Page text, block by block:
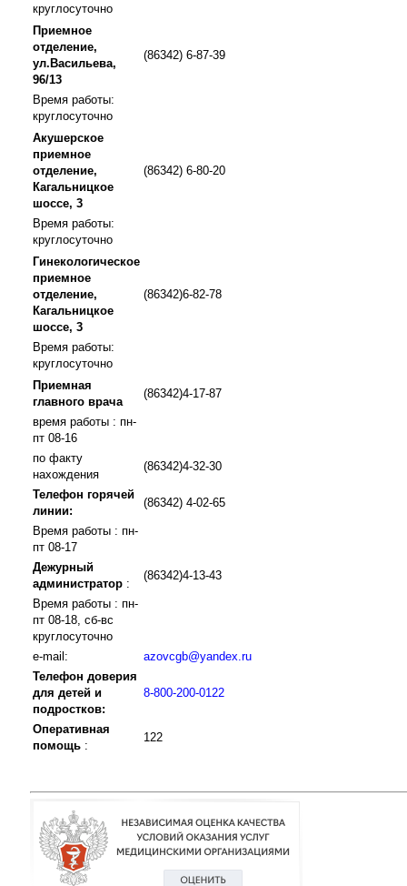
круглосуточно
Приемное
отделение,
ул.Васильева,
96/13
(86342) 6-87-39
Время работы:
круглосуточно
Акушерское
приемное
отделение,
Кагальницкое
шоссе, 3
(86342) 6-80-20
Время работы:
круглосуточно
Гинекологическое
приемное
отделение,
Кагальницкое
шоссе, 3
(86342)6-82-78
Время работы:
круглосуточно
Приемная
главного врача
(86342)4-17-87
время работы : пн-
пт 08-16
по факту
нахождения
(86342)4-32-30
Телефон горячей
линии:
(86342) 4-02-65
Время работы : пн-
пт 08-17
Дежурный
администратор :
(86342)4-13-43
Время работы : пн-
пт 08-18, сб-вс
круглосуточно
e-mail:
azovcgb@yandex.ru
Телефон доверия
для детей и
подростков:
8-800-200-0122
Оперативная
помощь :
122